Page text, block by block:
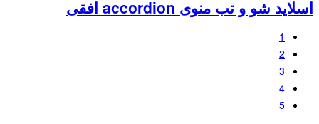
اسلاید شو و تب منوی accordion افقی
1
2
3
4
5